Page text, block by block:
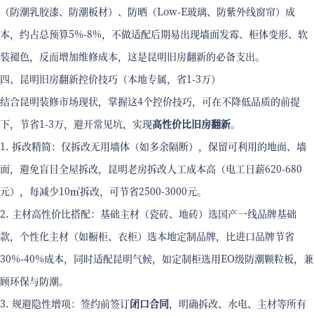
（防潮乳胶漆、防潮板材）、防晒（Low-E玻璃、防紫外线窗帘）成
本，约占总预算5%-8%，不做适配后期易出现墙面发霉、柜体变形、软
装褪色，反而增加维修成本，这是昆明旧房翻新的必备支出。
四、昆明旧房翻新控价技巧（本地专属，省1-3万）
结合昆明装修市场现状，掌握这4个控价技巧，可在不降低品质的前提
下，节省1-3万，避开常见坑，实现高性价比旧房翻新。
1. 拆改精简：仅拆改无用墙体（如多余隔断），保留可利用的地面、墙
面，避免盲目全屋拆改，昆明老房拆改人工成本高（电工日薪620-680
元），每减少10㎡拆改，可节省2500-3000元。
2. 主材高性价比搭配：基础主材（瓷砖、地砖）选国产一线品牌基础
款，个性化主材（如橱柜、衣柜）选本地定制品牌，比进口品牌节省
30%-40%成本，同时适配昆明气候，如定制柜选用EO级防潮颗粒板，兼
顾环保与防潮。
3. 规避隐性增项：签约前签订闭口合同，明确拆改、水电、主材等所有